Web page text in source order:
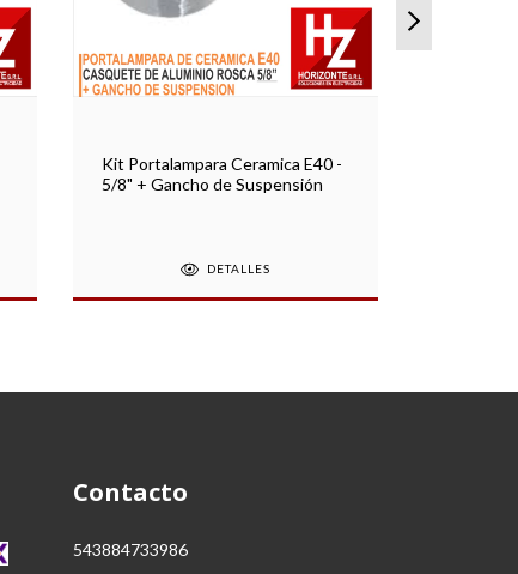
Kit Portalampara Ceramica E40 -
5/8" + Gancho de Suspensión
DETALLES
Contacto
543884733986